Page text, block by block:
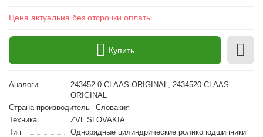
Цена актуальна без отсрочки оплаты
Купить
Аналоги
243452.0 CLAAS ORIGINAL, 2434520 CLAAS
ORIGINAL
Страна производитель
Словакия
Техника
ZVL SLOVAKIA
Тип
Однорядные цилиндрические роликоподшипники